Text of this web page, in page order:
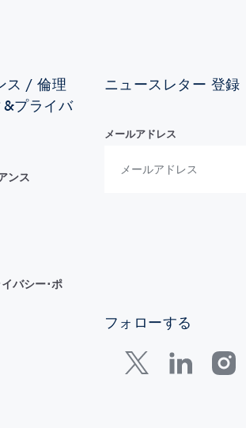
ス / 倫理
プライバ
ンス
バシー･ポ
ニュースレター 登録
メールアドレス
フォローする